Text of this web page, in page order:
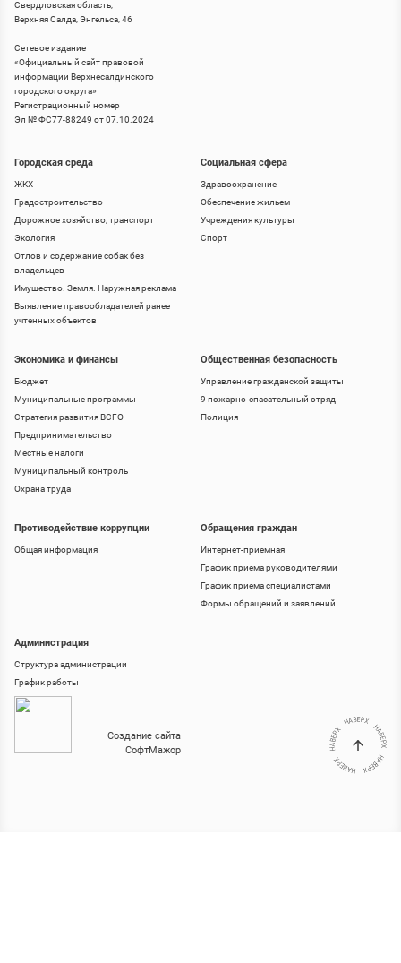
Свердловская область,
Верхняя Салда, Энгельса, 46
Сетевое издание
«Официальный сайт правовой
информации Верхнесалдинского
городского округа»
Регистрационный номер
Эл № ФС77-88249 от 07.10.2024
Городская среда
ЖКХ
Градостроительство
Дорожное хозяйство, транспорт
Экология
Отлов и содержание собак без
владельцев
Имущество. Земля. Наружная реклама
Выявление правообладателей ранее
учтенных объектов
Социальная сфера
Здравоохранение
Обеспечение жильем
Учреждения культуры
Спорт
Экономика и финансы
Бюджет
Муниципальные программы
Стратегия развития ВСГО
Предпринимательство
Местные налоги
Муниципальный контроль
Охрана труда
Общественная безопасность
Управление гражданской защиты
9 пожарно-спасательный отряд
Полиция
Противодействие коррупции
Общая информация
Обращения граждан
Интернет-приемная
График приема руководителями
График приема специалистами
Формы обращений и заявлений
Администрация
Структура администрации
График работы
Создание сайта
СофтМажор